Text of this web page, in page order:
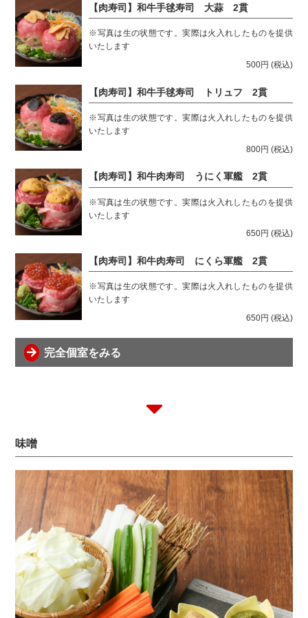
【肉寿司】和牛手毬寿司 大蒜 2貫
※写真は生の状態です。実際は火入れしたものを提供
いたします
500円 (税込)
【肉寿司】和牛手毬寿司 トリュフ 2貫
※写真は生の状態です。実際は火入れしたものを提供
いたします
800円 (税込)
【肉寿司】和牛肉寿司 うにく軍艦 2貫
※写真は生の状態です。実際は火入れしたものを提供
いたします
650円 (税込)
【肉寿司】和牛肉寿司 にくら軍艦 2貫
※写真は生の状態です。実際は火入れしたものを提供
いたします
650円 (税込)
完全個室をみる
味噌